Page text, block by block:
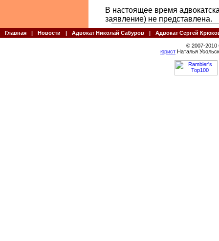
В настоящее время
заявление) не представлена.
Главная | Новости | Адвокат Николай Сабуров | Адвокат Сергей
© 2007-
юрист Наталья